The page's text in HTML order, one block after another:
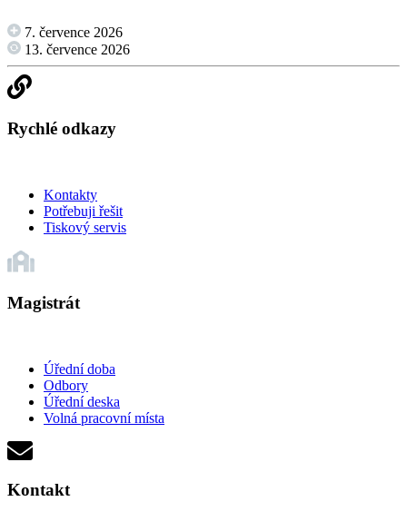
7. července 2026
13. července 2026
Rychlé odkazy
Kontakty
Potřebuji řešit
Tiskový servis
Magistrát
Úřední doba
Odbory
Úřední deska
Volná pracovní místa
Kontakt